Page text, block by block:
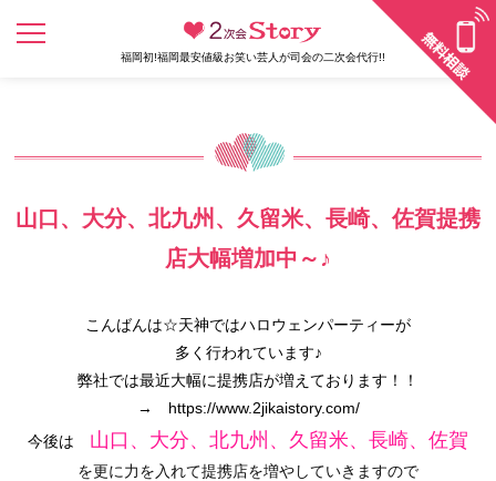
福岡初!福岡最安値級お笑い芸人が司会の二次会代行!!
山口、大分、北九州、久留米、長崎、佐賀提携
店大幅増加中～♪
こんばんは☆天神ではハロウェンパーティーが
多く行われています♪
弊社では最近大幅に提携店が増えております！！
→ https://www.2jikaistory.com/
今後は 山口、大分、北九州、久留米、長崎、佐賀
を更に力を入れて提携店を増やしていきますので